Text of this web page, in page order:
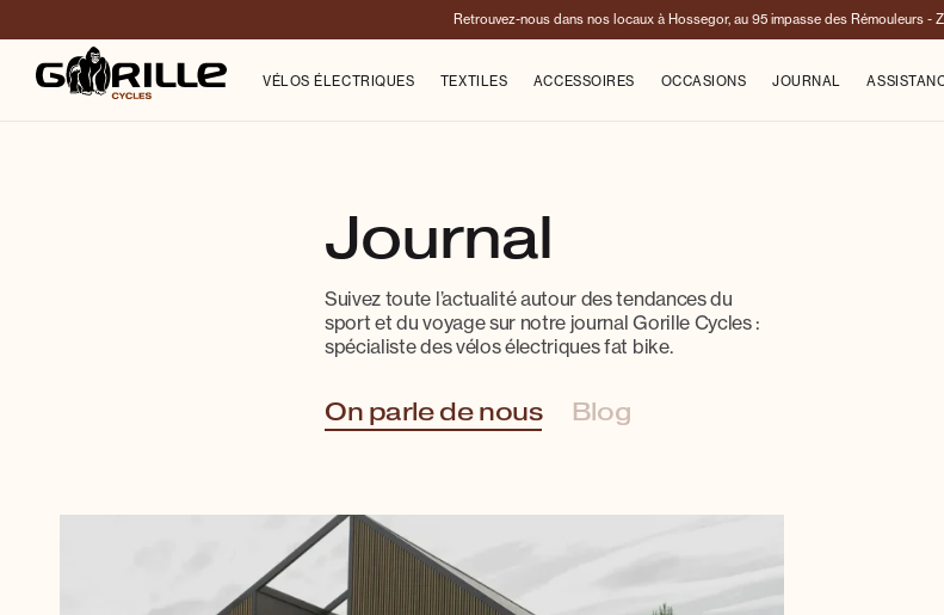
Retrouvez-nous dans nos locaux à Hossegor, au 95 impasse des Rémouleurs -
VÉLOS ÉLECTRIQUES TEXTILES ACCESSOIRES OCCASIONS JOURNAL
Journal
Suivez toute l’actualité autour des tendances du
sport et du voyage sur notre journal Gorille Cycles :
spécialiste des vélos électriques fat bike.
On parle de nous Blog